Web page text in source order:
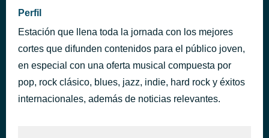
Perfil
Estación que llena toda la jornada con los mejores
cortes que difunden contenidos para el público joven,
en especial con una oferta musical compuesta por
pop, rock clásico, blues, jazz, indie, hard rock y éxitos
internacionales, además de noticias relevantes.